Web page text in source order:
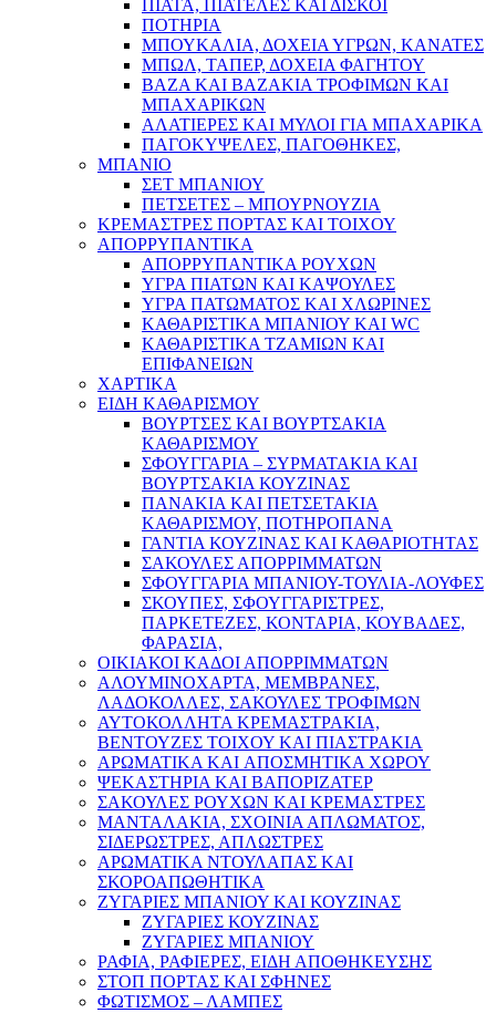
ΠΙΑΤΑ, ΠΙΑΤΕΛΕΣ ΚΑΙ ΔΙΣΚΟΙ
ΠΟΤΗΡΙΑ
ΜΠΟΥΚΑΛΙΑ, ΔΟΧΕΙΑ ΥΓΡΩΝ, ΚΑΝΑΤΕΣ
ΜΠΩΛ, ΤΑΠΕΡ, ΔΟΧΕΙΑ ΦΑΓΗΤΟΥ
ΒΑΖΑ ΚΑΙ ΒΑΖΑΚΙΑ ΤΡΟΦΙΜΩΝ ΚΑΙ
ΜΠΑΧΑΡΙΚΩΝ
ΑΛΑΤΙΕΡΕΣ ΚΑΙ ΜΥΛΟΙ ΓΙΑ ΜΠΑΧΑΡΙΚΑ
ΠΑΓΟΚΥΨΕΛΕΣ, ΠΑΓΟΘΗΚΕΣ,
ΜΠΑΝΙΟ
ΣΕΤ ΜΠΑΝΙΟΥ
ΠΕΤΣΕΤΕΣ – ΜΠΟΥΡΝΟΥΖΙΑ
ΚΡΕΜΑΣΤΡΕΣ ΠΟΡΤΑΣ ΚΑΙ ΤΟΙΧΟΥ
ΑΠΟΡΡΥΠΑΝΤΙΚΑ
ΑΠΟΡΡΥΠΑΝΤΙΚΑ ΡΟΥΧΩΝ
ΥΓΡΑ ΠΙΑΤΩΝ ΚΑΙ ΚΑΨΟΥΛΕΣ
ΥΓΡΑ ΠΑΤΩΜΑΤΟΣ ΚΑΙ ΧΛΩΡΙΝΕΣ
ΚΑΘΑΡΙΣΤΙΚΑ ΜΠΑΝΙΟΥ ΚΑΙ WC
ΚΑΘΑΡΙΣΤΙΚΑ ΤΖΑΜΙΩΝ ΚΑΙ
ΕΠΙΦΑΝΕΙΩΝ
ΧΑΡΤΙΚΑ
ΕΙΔΗ ΚΑΘΑΡΙΣΜΟΥ
ΒΟΥΡΤΣΕΣ ΚΑΙ ΒΟΥΡΤΣΑΚΙΑ
ΚΑΘΑΡΙΣΜΟΥ
ΣΦΟΥΓΓΑΡΙΑ – ΣΥΡΜΑΤΑΚΙΑ ΚΑΙ
ΒΟΥΡΤΣΑΚΙΑ ΚΟΥΖΙΝΑΣ
ΠΑΝΑΚΙΑ ΚΑΙ ΠΕΤΣΕΤΑΚΙΑ
ΚΑΘΑΡΙΣΜΟΥ, ΠΟΤΗΡΟΠΑΝΑ
ΓΑΝΤΙΑ ΚΟΥΖΙΝΑΣ ΚΑΙ ΚΑΘΑΡΙΟΤΗΤΑΣ
ΣΑΚΟΥΛΕΣ ΑΠΟΡΡΙΜΜΑΤΩΝ
ΣΦΟΥΓΓΑΡΙΑ ΜΠΑΝΙΟΥ-ΤΟΥΛΙΑ-ΛΟΥΦΕΣ
ΣΚΟΥΠΕΣ, ΣΦΟΥΓΓΑΡΙΣΤΡΕΣ,
ΠΑΡΚΕΤΕΖΕΣ, ΚΟΝΤΑΡΙΑ, ΚΟΥΒΑΔΕΣ,
ΦΑΡΑΣΙΑ,
ΟΙΚΙΑΚΟΙ ΚΑΔΟΙ ΑΠΟΡΡΙΜΜΑΤΩΝ
ΑΛΟΥΜΙΝΟΧΑΡΤΑ, ΜΕΜΒΡΑΝΕΣ,
ΛΑΔΟΚΟΛΛΕΣ, ΣΑΚΟΥΛΕΣ ΤΡΟΦΙΜΩΝ
ΑΥΤΟΚΟΛΛΗΤΑ ΚΡΕΜΑΣΤΡΑΚΙΑ,
ΒΕΝΤΟΥΖΕΣ ΤΟΙΧΟΥ ΚΑΙ ΠΙΑΣΤΡΑΚΙΑ
ΑΡΩΜΑΤΙΚΑ KAI ΑΠΟΣΜΗΤΙΚΑ ΧΩΡΟΥ
ΨΕΚΑΣΤΗΡΙΑ ΚΑΙ ΒΑΠΟΡΙΖΑΤΕΡ
ΣΑΚΟΥΛΕΣ ΡΟΥΧΩΝ ΚΑΙ ΚΡΕΜΑΣΤΡΕΣ
ΜΑΝΤΑΛΑΚΙΑ, ΣΧΟΙΝΙΑ ΑΠΛΩΜΑΤΟΣ,
ΣΙΔΕΡΩΣΤΡΕΣ, ΑΠΛΩΣΤΡΕΣ
ΑΡΩΜΑΤΙΚΑ ΝΤΟΥΛΑΠΑΣ ΚΑΙ
ΣΚΟΡΟΑΠΩΘΗΤΙΚΑ
ΖΥΓΑΡΙΕΣ ΜΠΑΝΙΟΥ ΚΑΙ ΚΟΥΖΙΝΑΣ
ΖΥΓΑΡΙΕΣ ΚΟΥΖΙΝΑΣ
ΖΥΓΑΡΙΕΣ ΜΠΑΝΙΟΥ
ΡΑΦΙΑ, ΡΑΦΙΕΡΕΣ, ΕΙΔΗ ΑΠΟΘΗΚΕΥΣΗΣ
ΣΤΟΠ ΠΟΡΤΑΣ ΚΑΙ ΣΦΗΝΕΣ
ΦΩΤΙΣΜΟΣ – ΛΑΜΠΕΣ